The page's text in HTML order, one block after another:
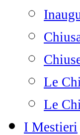
Le
Le
I Mestieri